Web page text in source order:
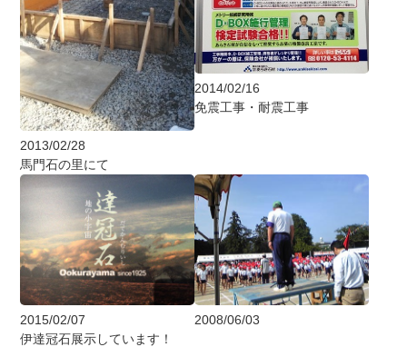
2013/02/28
馬門石の里にて
2014/02/16
免震工事・耐震工事
2015/02/07
伊達冠石展示しています！
2008/06/03